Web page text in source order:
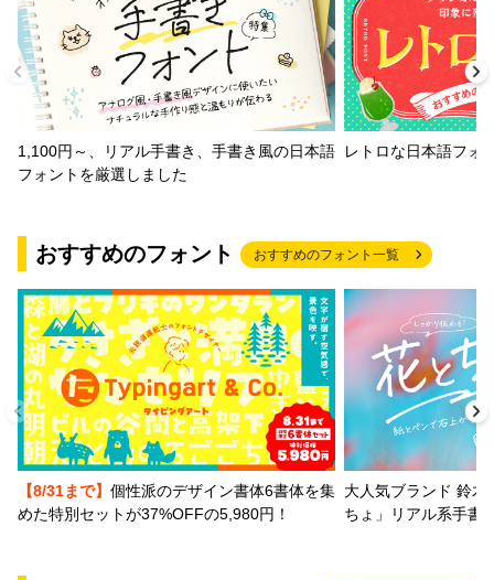
1,100円～、リアル手書き、手書き風の日本語
フォントを厳選しました
レトロな日本語フォ
おすすめのフォント おすすめのフォント一覧
【8/31まで】 個性派のデザイン書体6書体を集
めた特別セットが37%OFFの5,980円！
大人気ブランド 鈴木
ちょ」リアル系手書